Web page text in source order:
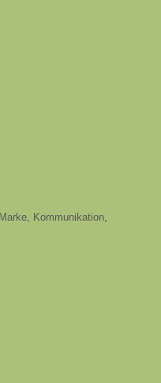
Kommunikation,